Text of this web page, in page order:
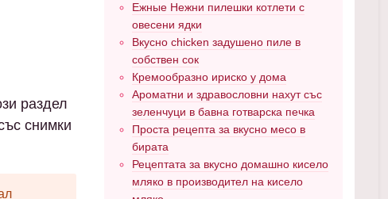
раздел
снимки
Ежные Нежни пилешки котлети с
овесени ядки
Вкусно chicken задушено пиле в
собствен сок
Кремообразно ириско у дома
Ароматни и здравословни нахут със
зеленчуци в бавна готварска печка
Проста рецепта за вкусно месо в
бирата
Рецептата за вкусно домашно кисело
мляко в производител на кисело